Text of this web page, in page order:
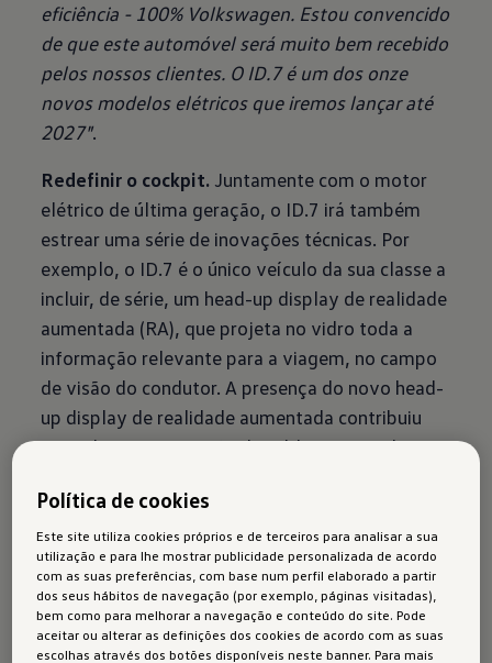
eficiência - 100% Volkswagen. Estou convencido
de que este automóvel será muito bem recebido
pelos nossos clientes. O ID.7 é um dos onze
novos modelos elétricos que iremos lançar até
2027".
Redefinir o cockpit. Juntamente com o motor
elétrico de última geração, o ID.7 irá também
estrear uma série de inovações técnicas. Por
exemplo, o ID.7 é o único veículo da sua classe a
incluir, de série, um head-up display de realidade
aumentada (RA), que projeta no vidro toda a
informação relevante para a viagem, no campo
de visão do condutor. A presença do novo head-
up display de realidade aumentada contribuiu
para alterar a conceção do tablier, tornando o
evitando-se informação redundante. Isto
significa também que os olhos do condutor
estão focados no visor de RA e, como tal, no que
está a acontecer na estrada. A Volkswagen
também redesenhou o sistema de
infoentretenimento de série com um grande e
Política de cookies
Este site utiliza cookies próprios e de terceiros para analisar a sua
utilização e para lhe mostrar publicidade personalizada de acordo
com as suas preferências, com base num perfil elaborado a partir
dos seus hábitos de navegação (por exemplo, páginas visitadas),
bem como para melhorar a navegação e conteúdo do site. Pode
aceitar ou alterar as definições dos cookies de acordo com as suas
escolhas através dos botões disponíveis neste banner. Para mais